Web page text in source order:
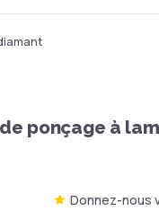
ponçage à
Donnez-nous